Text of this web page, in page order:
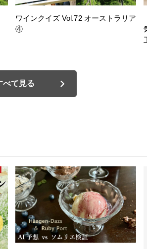
ワインクイズ Vol.72 オーストラリア
④
べて見る